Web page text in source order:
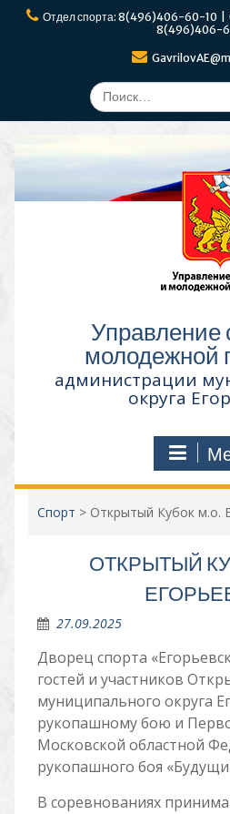
ПерейтиОтдел спорта: 8(496)406-60-10 |
8(496)406-
Поиск
по:
Управление
молодежной
администрации
округа
Спорт > Открытый Кубок м.о.
ОТКРЫТЫЙ
27.09.2025
Дворец спорта
гостей и участников
муниципального округа
рукопашному бою и
Московской областной
рукопашного боя
В соревнованиях